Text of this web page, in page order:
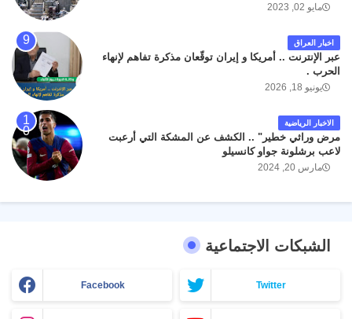
مايو 02, 2023
اخبار العراق
عبر الإنترنت .. أمريكا و إيران توقّعان مذكرة تفاهم لإنهاء
الحرب .
يونيو 18, 2026
الاخبار الرياضية
مرض وراثي خطير" .. الكشف عن المشكة التي أرعبت
لاعب برشلونة جواو كانسيلو
مارس 20, 2024
الشبكات الاجتماعية
Facebook Twitter